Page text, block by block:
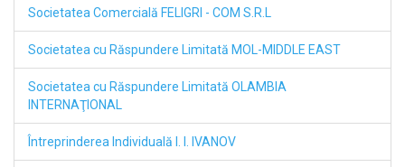
Societatea Comercială FELIGRI - COM S.R.L
Societatea cu Răspundere Limitată MOL-MIDDLE EAST
Societatea cu Răspundere Limitată OLAMBIA
INTERNAŢIONAL
Întreprinderea Individuală I. I. IVANOV